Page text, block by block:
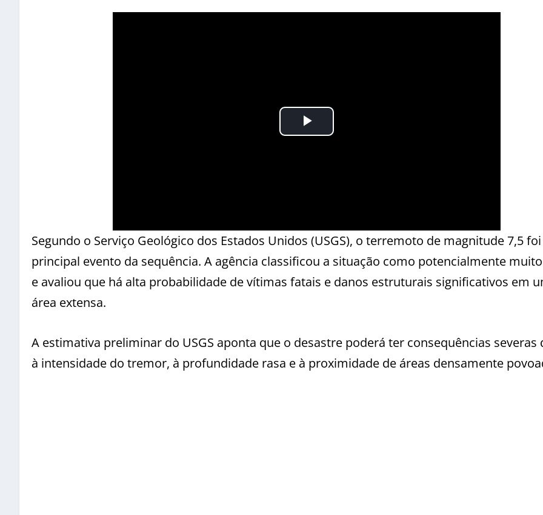
Segundo o Serviço Geológico dos Estados Unidos (USGS), o terremoto de magnitude 7,5
principal evento da sequência. A agência classificou a situação como potencialmente
e avaliou que há alta probabilidade de vítimas fatais e danos estruturais significativos em
área extensa.
A estimativa preliminar do USGS aponta que o desastre poderá ter consequências severas
à intensidade do tremor, à profundidade rasa e à proximidade de áreas densamente